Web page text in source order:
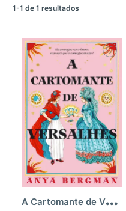
1-1 de 1 resultados
A
Cartomante de Versalhes